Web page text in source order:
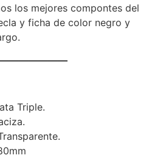
los mejores compontes del
y ficha de color negro y
Triple.